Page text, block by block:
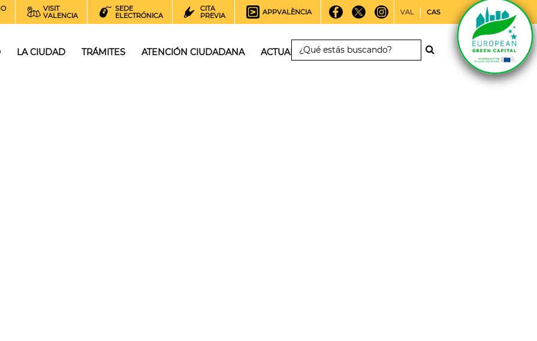
VISIT
VALENCIA
SEDE
ELECTRÓNICA
CITA
PREVIA
APPVALÈNCIA VAL CAS
LA CIUDAD TRÁMITES ATENCIÓN CIUDADANA ACTUALIDAD